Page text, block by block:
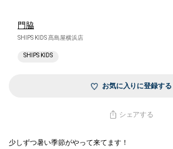
門脇
SHIPS KIDS 髙島屋横浜店
SHIPS KIDS
お気に入りに登録する
シェアする
少しずつ暑い季節がやって来てます！